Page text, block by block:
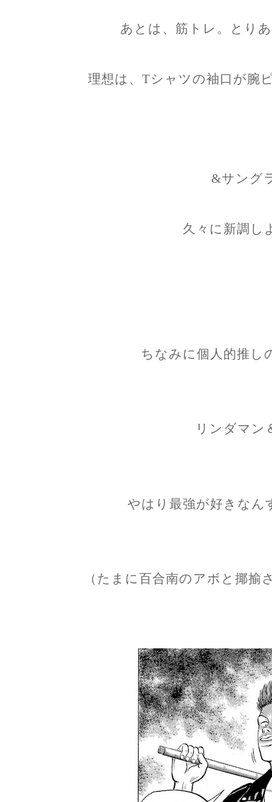
あとは、筋トレ。とり
理想は、Tシャツの袖口が腕
&サング
久々に新調し
ちなみに個人的推し
リンダマン
やはり最強が好きなん
（たまに百合南のアボと揶